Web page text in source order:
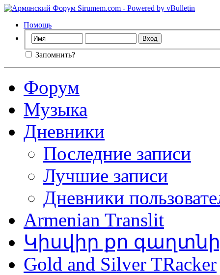
Помощь
Запомнить?
Форум
Музыка
Дневники
Последние записи
Лучшие записи
Дневники
Armenian Translit
Կիսվիր քո
Gold and Silver TRacker